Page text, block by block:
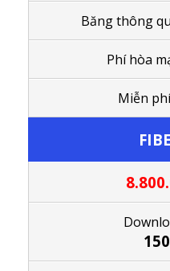
Băng thông
Phí hòa
Miễn